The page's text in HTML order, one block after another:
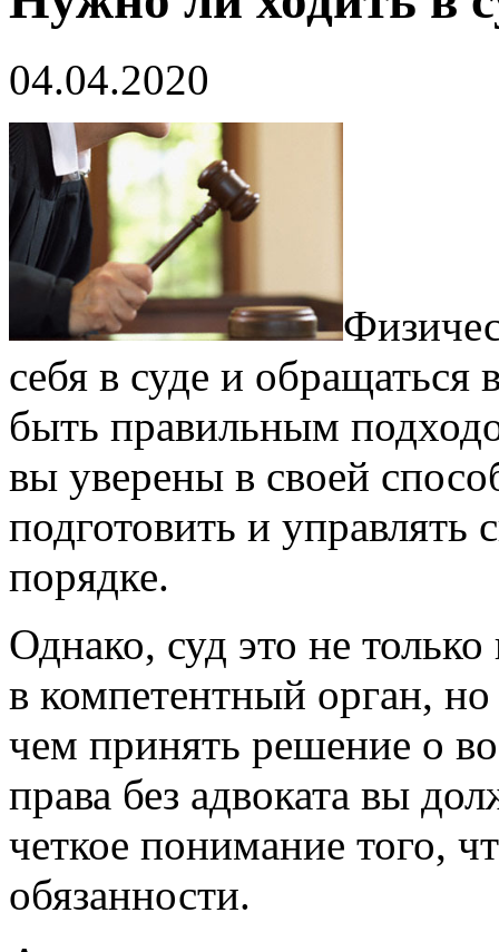
04.04.2020
себя в суде и обращаться
быть правильным
вы уверены в своей
подготовить и
порядке.
Однако, суд это не
в компетентный орган,
чем принять решение о
права без адвоката вы
четкое понимание того,
обязанности.